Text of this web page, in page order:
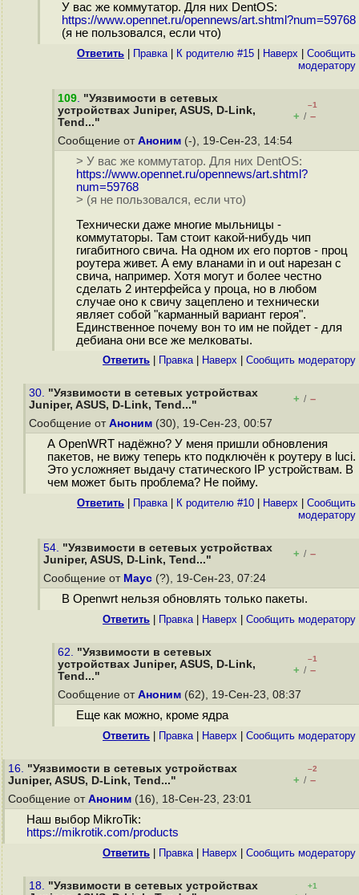
У вас же коммутатор. Для них DentOS:
https://www.opennet.ru/opennews/art.shtml?num=59768
(я не пользовался, если что)
Ответить Правка| К родителю #15 Наверх
Cообщить
модератору
109. "Уязвимости в сетевых
устройствах Juniper, ASUS, D-Link,
Tend..."
–1
+ / –
Сообщение от Аноним (-), 19-Сен-23, 14:54
> У вас же коммутатор. Для них DentOS:
https://www.opennet.ru/opennews/art.shtml?
num=59768
> (я не пользовался, если что)
Технически даже многие мыльницы -
коммутаторы. Там стоит какой-нибудь чип
гигабитного свича. На одном их его портов - проц
роутера живет. А ему вланами in и out нарезан с
свича, например. Хотя могут и более честно
сделать 2 интерфейса у проца, но в любом
случае оно к свичу зацеплено и технически
являет собой "карманный вариант героя".
Единственное почему вон то им не пойдет - для
дебиана они все же мелковаты.
Ответить Правка| Наверх Cообщить модератору
30. "Уязвимости в сетевых устройствах
Juniper, ASUS, D-Link, Tend..."
+ / –
Сообщение от Аноним (30), 19-Сен-23, 00:57
А OpenWRT надёжно? У меня пришли обновления
пакетов, не вижу теперь кто подключён к роутеру в luci.
Это усложняет выдачу статического IP устройствам. В
чем может быть проблема? Не пойму.
Ответить Правка| К родителю #10 Наверх
Cообщить
модератору
54. "Уязвимости в сетевых устройствах
Juniper, ASUS, D-Link, Tend..."
+ / –
Сообщение от Маус (?), 19-Сен-23, 07:24
В Openwrt нельзя обновлять только пакеты.
Ответить Правка| Наверх Cообщить модератору
62. "Уязвимости в сетевых
устройствах Juniper, ASUS, D-Link,
Tend..."
–1
+ / –
Сообщение от Аноним (62), 19-Сен-23, 08:37
Еще как можно, кроме ядра
Ответить Правка| Наверх Cообщить модератору
16. "Уязвимости в сетевых устройствах
Juniper, ASUS, D-Link, Tend..."
–2
+ / –
Сообщение от Аноним (16), 18-Сен-23, 23:01
Наш выбор MikroTik:
https://mikrotik.com/products
Ответить Правка| Наверх Cообщить модератору
18. "Уязвимости в сетевых устройствах
+1